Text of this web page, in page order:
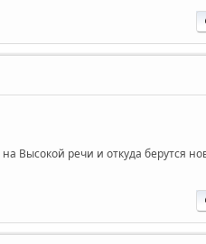
Высокой речи и откуда берутся